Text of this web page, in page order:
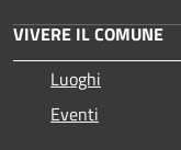
VIVERE IL COMUNE
Luoghi
Eventi